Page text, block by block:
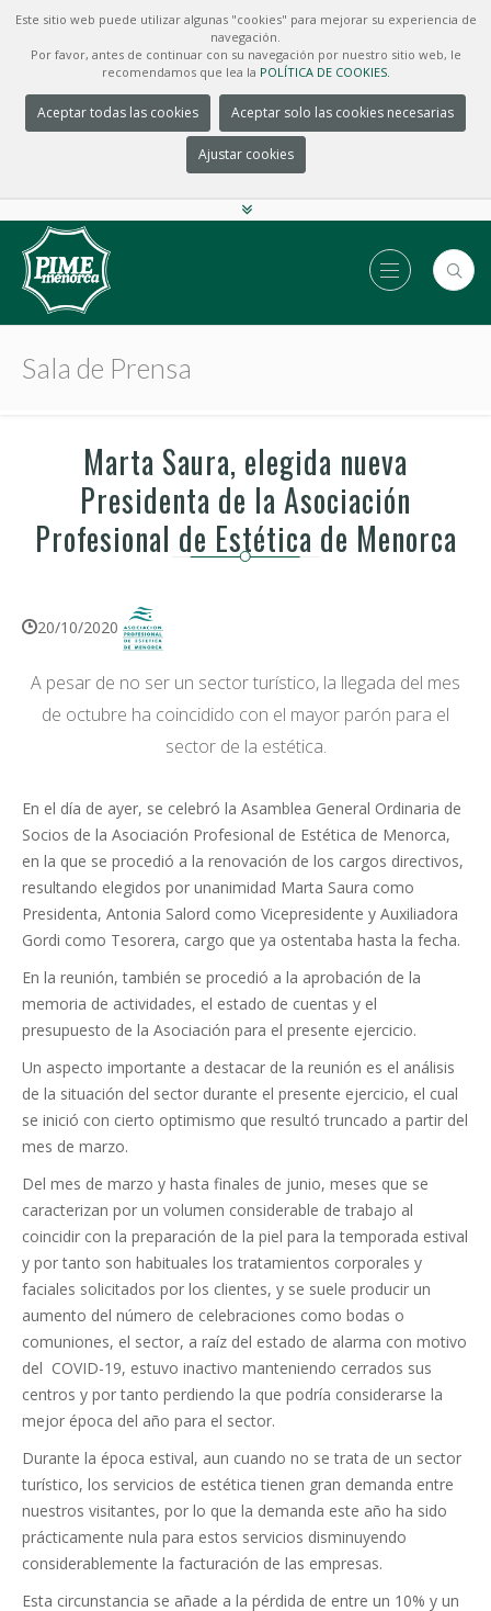
Este sitio web puede utilizar algunas "cookies" para mejorar su experiencia de
navegación.
Por favor, antes de continuar con su navegación por nuestro sitio web, le
recomendamos que lea la POLÍTICA DE COOKIES.
Aceptar todas las cookies Aceptar solo las cookies necesarias
Ajustar cookies
Sala de Prensa
Marta Saura, elegida nueva
Presidenta de la Asociación
Profesional de Estética de Menorca
20/10/2020
A pesar de no ser un sector turístico, la llegada del mes
de octubre ha coincidido con el mayor parón para el
sector de la estética.
En el día de ayer, se celebró la Asamblea General Ordinaria de
Socios de la Asociación Profesional de Estética de Menorca,
en la que se procedió a la renovación de los cargos directivos,
resultando elegidos por unanimidad Marta Saura como
Presidenta, Antonia Salord como Vicepresidente y Auxiliadora
Gordi como Tesorera, cargo que ya ostentaba hasta la fecha.
En la reunión, también se procedió a la aprobación de la
memoria de actividades, el estado de cuentas y el
presupuesto de la Asociación para el presente ejercicio.
Un aspecto importante a destacar de la reunión es el análisis
de la situación del sector durante el presente ejercicio, el cual
se inició con cierto optimismo que resultó truncado a partir del
mes de marzo.
Del mes de marzo y hasta finales de junio, meses que se
caracterizan por un volumen considerable de trabajo al
coincidir con la preparación de la piel para la temporada estival
y por tanto son habituales los tratamientos corporales y
faciales solicitados por los clientes, y se suele producir un
aumento del número de celebraciones como bodas o
comuniones, el sector, a raíz del estado de alarma con motivo
del COVID-19, estuvo inactivo manteniendo cerrados sus
centros y por tanto perdiendo la que podría considerarse la
mejor época del año para el sector.
Durante la época estival, aun cuando no se trata de un sector
turístico, los servicios de estética tienen gran demanda entre
nuestros visitantes, por lo que la demanda este año ha sido
prácticamente nula para estos servicios disminuyendo
considerablemente la facturación de las empresas.
Esta circunstancia se añade a la pérdida de entre un 10% y un